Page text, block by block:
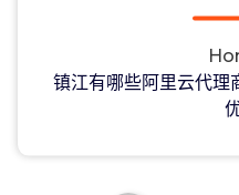
镇江有哪些阿里云代理
镇江有哪些阿里
代理哪家有优势?